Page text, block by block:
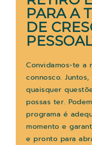
PARA A
DE
Convidamos-te a
connosco.
quaisquer
possas ter.
programa é
momento e
e pronto para